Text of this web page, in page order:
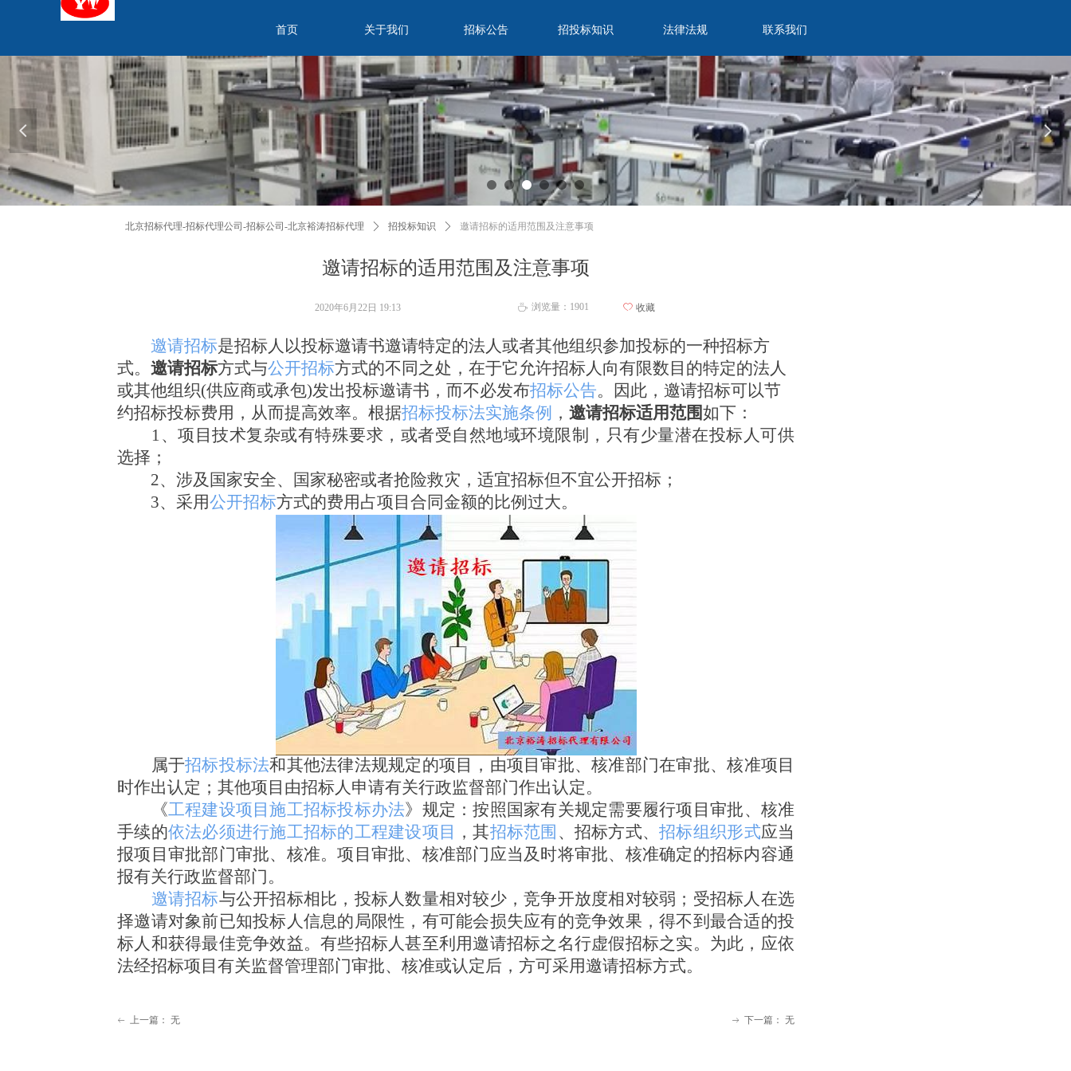
首页 关于我们 招标公告 招投标知识 法律法规 联系我们
넳 넲
邀请招标的适用范围及注意事项
北京招标代理-招标代理公司-招标公司-北京裕涛招标代理 ꄲ 招投标知识 ꄲ 邀请招标的适用范围及注意事项
邀请招标是招标人以投标邀请书邀请特定的法人或者其他组织参加投标的一种招标方
式。 邀请招标方式与公开招标方式的不同之处，在于它允许招标人向有限数目的特定的法人
或其他组织(供应商或承包)发出投标邀请书，而不必发布招标公告。因此，邀请招标可以节
约招标投标费用，从而提高效率。根据招标投标法实施条例 ， 邀请招标适用范围如下：
1、项目技术复杂或有特殊要求，或者受自然地域环境限制，只有少量潜在投标人可供
选择；
2、涉及国家安全、国家秘密或者抢险救灾，适宜招标但不宜公开招标；
3、采用公开招标方式的费用占项目合同金额的比例过大。
属于招标投标法和其他法律法规规定的项目，由项目审批、核准部门在审批、核准项目
时作出认定；其他项目由招标人申请有关行政监督部门作出认定。
《工程建设项目施工招标投标办法》规定：按照国家有关规定需要履行项目审批、核准
手续的依法必须进行施工招标的工程建设项目 ，其招标范围 、招标方式、招标组织形式应当
报项目审批部门审批、核准。项目审批、核准部门应当及时将审批、核准确定的招标内容通
报有关行政监督部门。
邀请招标与公开招标相比，投标人数量相对较少，竞争开放度相对较弱；受招标人在选
择邀请对象前已知投标人信息的局限性，有可能会损失应有的竞争效果，得不到最合适的投
标人和获得最佳竞争效益。有些招标人甚至利用邀请招标之名行虚假招标之实。为此，应依
法经招标项目有关监督管理部门审批、核准或认定后，方可采用邀请招标方式。
2020年6月22日 19:13 ꄘ 浏览量： 1901 ꄀ 收藏
ꂃ 上一篇： 无 ꁹ 下一篇： 无